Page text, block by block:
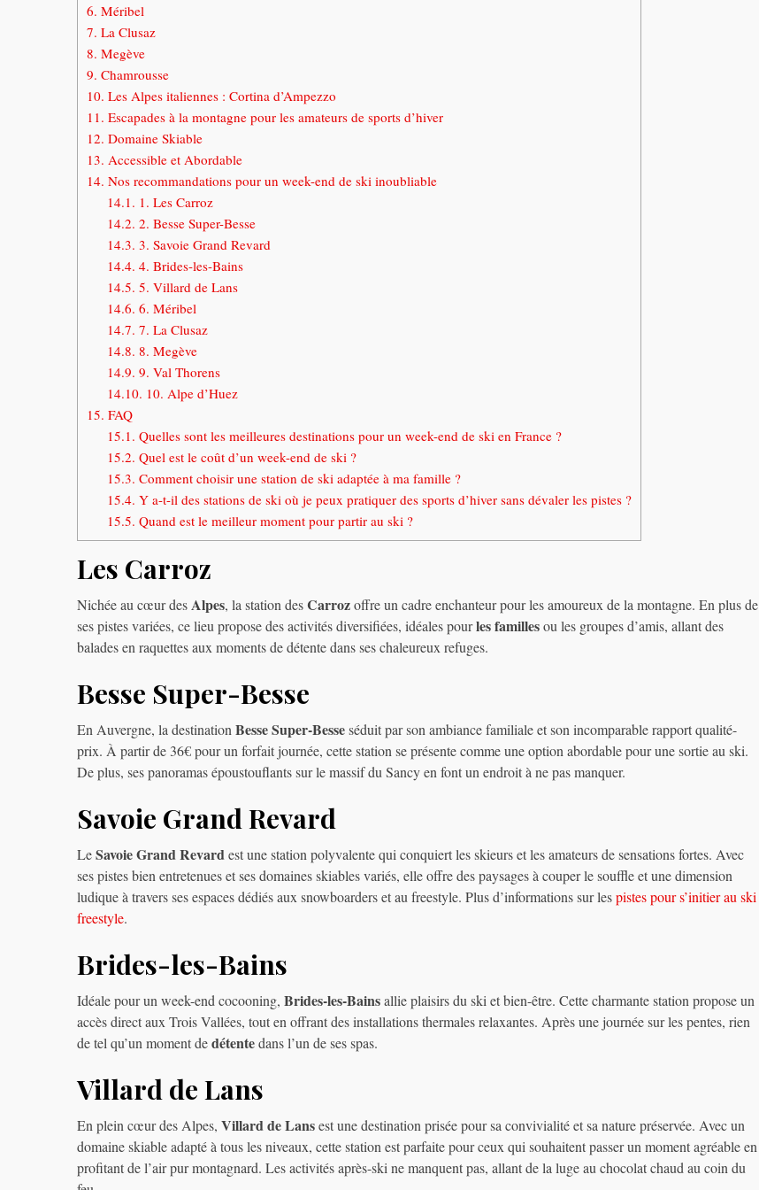
6. Méribel
7. La Clusaz
8. Megève
9. Chamrousse
10. Les Alpes italiennes : Cortina d’Ampezzo
11. Escapades à la montagne pour les amateurs de sports d’hiver
12. Domaine Skiable
13. Accessible et Abordable
14. Nos recommandations pour un week-end de ski inoubliable
14.1. 1. Les Carroz
14.2. 2. Besse Super-Besse
14.3. 3. Savoie Grand Revard
14.4. 4. Brides-les-Bains
14.5. 5. Villard de Lans
14.6. 6. Méribel
14.7. 7. La Clusaz
14.8. 8. Megève
14.9. 9. Val Thorens
14.10. 10. Alpe d’Huez
15. FAQ
15.1. Quelles sont les meilleures destinations pour un week-end de ski en France ?
15.2. Quel est le coût d’un week-end de ski ?
15.3. Comment choisir une station de ski adaptée à ma famille ?
15.4. Y a-t-il des stations de ski où je peux pratiquer des sports d’hiver sans dévaler les pistes ?
15.5. Quand est le meilleur moment pour partir au ski ?
Les Carroz
Nichée au cœur desAlpes, la station desCarrozoffre un cadre enchanteur pour les amoureux de la montagne. En plus de
ses pistes variées, ce lieu propose des activités diversifiées, idéales pourles famillesou les groupes d’amis, allant des
balades en raquettes aux moments de détente dans ses chaleureux refuges.
Besse Super-Besse
En Auvergne, la destination Besse Super-Besseséduit par son ambiance familiale et son incomparable rapport qualité-
prix. À partir de 36€ pour un forfait journée, cette station se présente comme une option abordable pour une sortie au ski.
De plus, ses panoramas époustouflants sur le massif du Sancy en font un endroit à ne pas manquer.
Savoie Grand Revard
LeSavoie Grand Revardest une station polyvalente qui conquiert les skieurs et les amateurs de sensations fortes. Avec
ses pistes bien entretenues et ses domaines skiables variés, elle offre des paysages à couper le souffle et une dimension
ludique à travers ses espaces dédiés aux snowboarders et au freestyle. Plus d’informations sur lespistes pour s’initier au ski
freestyle.
Brides-les-Bains
Idéale pour un week-end cocooning, Brides-les-Bainsallie plaisirs du ski et bien-être. Cette charmante station propose un
accès direct aux Trois Vallées, tout en offrant des installations thermales relaxantes. Après une journée sur les pentes, rien
de tel qu’un moment dedétentedans l’un de ses spas.
Villard de Lans
En plein cœur des Alpes, Villard de Lansest une destination prisée pour sa convivialité et sa nature préservée. Avec un
domaine skiable adapté à tous les niveaux, cette station est parfaite pour ceux qui souhaitent passer un moment agréable en
profitant de l’air pur montagnard. Les activités après-ski ne manquent pas, allant de la luge au chocolat chaud au coin du